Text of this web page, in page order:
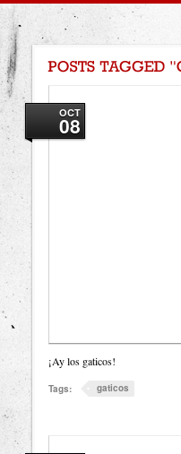
OCT
08
¡Ay los gaticos!
Tags: gaticos